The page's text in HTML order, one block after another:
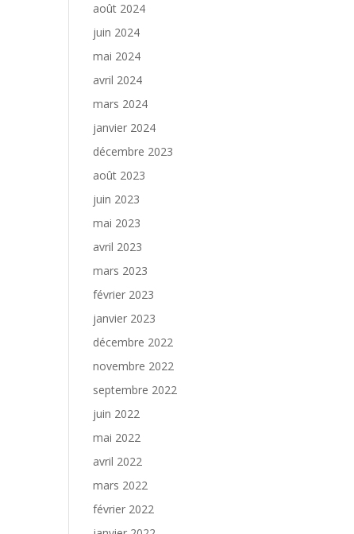
août 2024
juin 2024
mai 2024
avril 2024
mars 2024
janvier 2024
décembre 2023
août 2023
juin 2023
mai 2023
avril 2023
mars 2023
février 2023
janvier 2023
décembre 2022
novembre 2022
septembre 2022
juin 2022
mai 2022
avril 2022
mars 2022
février 2022